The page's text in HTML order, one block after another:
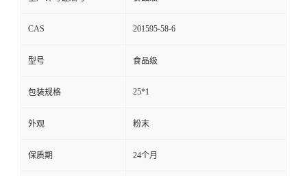
CAS 201595-58-6
型号 食品级
包装规格 25*1
外观 粉末
保质期 24个月